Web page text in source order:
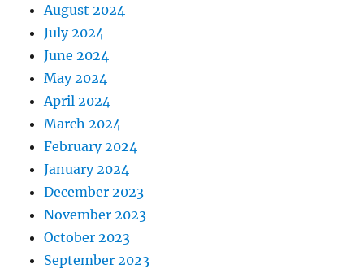
August 2024
July 2024
June 2024
May 2024
April 2024
March 2024
February 2024
January 2024
December 2023
November 2023
October 2023
September 2023